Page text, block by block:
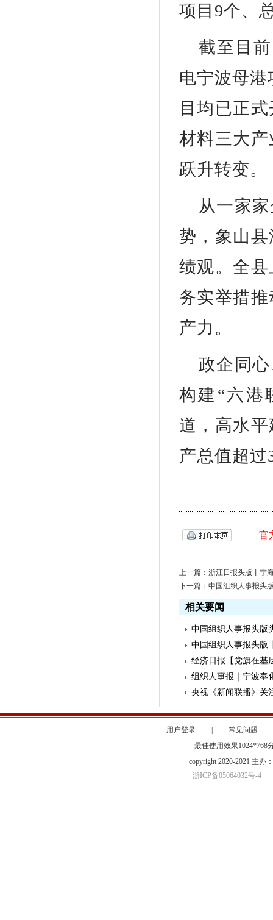
项目9个、
截至目
电宁波母
目均已正
材料三大
跃升转变。
从一家
势，象山
绩观。全
务实举措
产力。
政企同
构建“六港
道，高水
产总值超过
官
上一篇： 浙江日报头版丨宁
下一篇： 中国组织人事报头
相关要闻
中国组织人事报头版
中国组织人事报头版
经济日报【党旗在基
组织人事报｜宁波奉
央视《新闻联播》关
用户登录 常见问题
最佳使用效果1024*768
copyright 2020-2021 主
浙ICP备05064032号-4